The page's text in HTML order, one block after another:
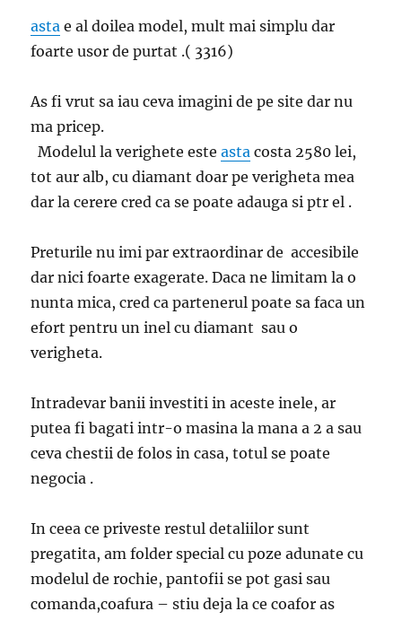
asta e al doilea model, mult mai simplu dar
foarte usor de purtat .( 3316)
As fi vrut sa iau ceva imagini de pe site dar nu
ma pricep.
Modelul la verighete esteasta costa 2580 lei,
tot aur alb, cu diamant doar pe verigheta mea
dar la cerere cred ca se poate adauga si ptr el .
Preturile nu imi par extraordinar de accesibile
dar nici foarte exagerate. Daca ne limitam la o
nunta mica, cred ca partenerul poate sa faca un
efort pentru un inel cu diamant sau o
verigheta.
Intradevar banii investiti in aceste inele, ar
putea fi bagati intr-o masina la mana a 2 a sau
ceva chestii de folos in casa, totul se poate
negocia .
In ceea ce priveste restul detaliilor sunt
pregatita, am folder special cu poze adunate cu
modelul de rochie, pantofii se pot gasi sau
comanda,coafura – stiu deja la ce coafor as